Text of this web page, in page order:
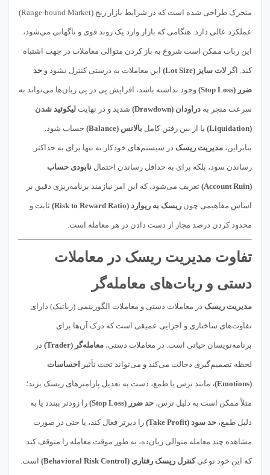
متحرک طراحی شده است که در شرایط بازار رنج (Range-bound Market)
عملکرد عالی دارد. هنگامی که بازار وارد یک روند قوی و ناگهانی می‌شود،
این ربات ممکن است شروع به باز کردن متوالی معاملات در جهت اشتباه
کند. اگر لات سایز (Lot Size) این معاملات به درستی کنترل نشود و حد
ضرر (Stop Loss) وجود نداشته باشد، افزایش پی در پی زیان‌ها می‌تواند به
سرعت منجر به دراودان (Drawdown) شدید و در نهایت لیکوئید شدن
(Liquidation) یا از بین رفتن کامل بالانس (Balance) حساب شود.
بنابراین، مدیریت ریسک در سیستم‌های خودکار نه تنها برای به حداکثر
رساندن سود، بلکه برای به حداقل رساندن احتمال نابودی حساب
(Account Ruin) تعریف می‌شود، که این امر نیازمند برنامه‌ریزی دقیق بر
اساس مفاهیمی چون ریسک به ریوارد (Risk to Reward Ratio) ثابت و
محدود کردن درصد مجاز از دست دادن در هر معامله است.
تفاوت مدیریت ریسک در معاملات
دستی و ربات‌های معامله‌گر
مدیریت ریسک در معاملات دستی و معاملات الگوریتمی (رباتیک) دارای
تفاوت‌های ساختاری و اجرایی عمیقی است که درک آن‌ها برای
برنامه‌نویسان حیاتی است. در معاملات دستی، معامله‌گر (Trader) در
لحظه تصمیم‌گیری دخالت می‌کند و می‌تواند تحت تأثیر احساسات
(Emotions) ، مانند ترس یا طمع، دست به تعدیل پارامترهای ریسک بزند؛
مثلاً ممکن است به دلیل ترس، حد ضرر (Stop Loss) را زودتر ببندد یا به
دلیل طمع، حد سود (Take Profit) را دیرتر فعال کند، یا حتی در صورت
مشاهده چند معامله متوالی زیان‌ده، به طور موقت معامله را متوقف کند
که این خود نوعیکنترل ریسک رفتاری (Behavioral Risk Control) است.